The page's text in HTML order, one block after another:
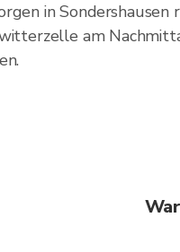
in Sondershausen
am